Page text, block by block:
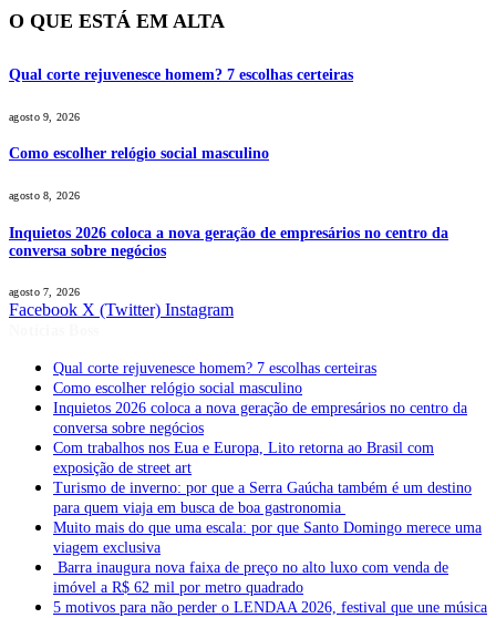
O QUE ESTÁ EM ALTA
Qual corte rejuvenesce homem? 7 escolhas certeiras
agosto 9, 2026
Como escolher relógio social masculino
agosto 8, 2026
Inquietos 2026 coloca a nova geração de empresários no centro da
conversa sobre negócios
agosto 7, 2026
Facebook X (Twitter) Instagram
Qual corte rejuvenesce homem? 7 escolhas certeiras
Como escolher relógio social masculino
Inquietos 2026 coloca a nova geração de empresários no centro da
conversa sobre negócios
Com trabalhos nos Eua e Europa, Lito retorna ao Brasil com
exposição de street art
Turismo de inverno: por que a Serra Gaúcha também é um destino
para quem viaja em busca de boa gastronomia
Muito mais do que uma escala: por que Santo Domingo merece uma
viagem exclusiva
Barra inaugura nova faixa de preço no alto luxo com venda de
imóvel a R$ 62 mil por metro quadrado
5 motivos para não perder o LENDAA 2026, festival que une música